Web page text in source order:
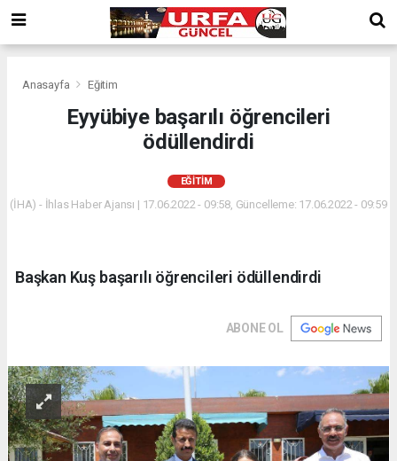
Anasayfa Eğitim
Eyyübiye başarılı öğrencileri
ödüllendirdi
EĞITIM
(İHA) - İhlas Haber Ajansı | 17.06.2022 - 09:58, Güncelleme: 17.06.2022 - 09:59
Başkan Kuş başarılı öğrencileri ödüllendirdi
ABONE OL